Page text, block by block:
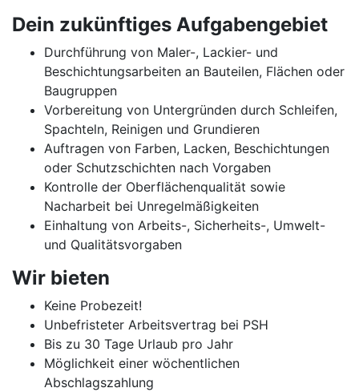
Dein zukünftiges Aufgabengebiet
Durchführung von Maler-, Lackier- und
Beschichtungsarbeiten an Bauteilen, Flächen oder
Baugruppen
Vorbereitung von Untergründen durch Schleifen,
Spachteln, Reinigen und Grundieren
Auftragen von Farben, Lacken, Beschichtungen
oder Schutzschichten nach Vorgaben
Kontrolle der Oberflächenqualität sowie
Nacharbeit bei Unregelmäßigkeiten
Einhaltung von Arbeits-, Sicherheits-, Umwelt-
und Qualitätsvorgaben
Wir bieten
Keine Probezeit!
Unbefristeter Arbeitsvertrag bei PSH
Bis zu 30 Tage Urlaub pro Jahr
Möglichkeit einer wöchentlichen
Abschlagszahlung